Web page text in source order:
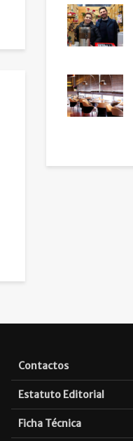
Contactos
Estatuto Editorial
Ficha Técnica